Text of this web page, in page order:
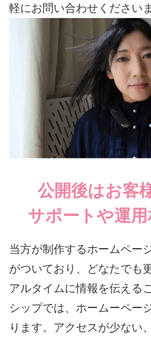
軽にお問い合わせくださいま
公開後はお客
サポートや運用
当方が制作するホームペー
がついており、どなたでも
アルタイムに情報を伝える
シップでは、ホームーペー
ります。アクセスが少ない